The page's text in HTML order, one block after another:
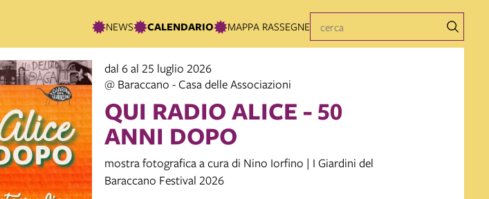
NEWS CALENDARIO MAPPA RASSEGNE
dal 6 al 25 luglio 2026
@ Baraccano - Casa delle Associazioni
QUI RADIO ALICE - 50
ANNI DOPO
mostra fotografica a cura di Nino Iorfino | I Giardini del
Baraccano Festival 2026